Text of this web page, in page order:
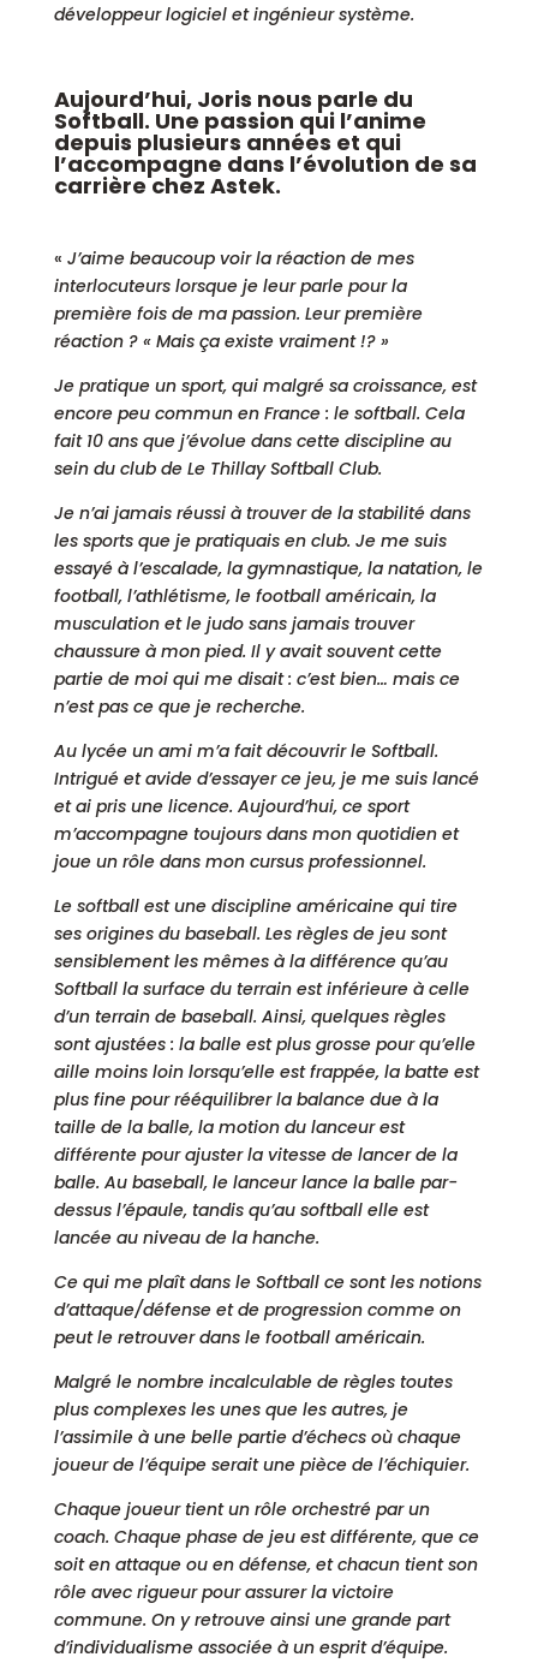
développeur logiciel et ingénieur système.
Aujourd’hui, Joris nous parle du
Softball. Une passion qui l’anime
depuis plusieurs années et qui
l’accompagne dans l’évolution de sa
carrière chez Astek.
« J’aime beaucoup voir la réaction de mes
interlocuteurs lorsque je leur parle pour la
première fois de ma passion. Leur première
réaction ? « Mais ça existe vraiment !? »
Je pratique un sport, qui malgré sa croissance, est
encore peu commun en France : le softball. Cela
fait 10 ans que j’évolue dans cette discipline au
sein du club de Le Thillay Softball Club.
Je n’ai jamais réussi à trouver de la stabilité dans
les sports que je pratiquais en club. Je me suis
essayé à l’escalade, la gymnastique, la natation, le
football, l’athlétisme, le football américain, la
musculation et le judo sans jamais trouver
chaussure à mon pied. Il y avait souvent cette
partie de moi qui me disait : c’est bien… mais ce
n’est pas ce que je recherche.
Au lycée un ami m’a fait découvrir le Softball.
Intrigué et avide d’essayer ce jeu, je me suis lancé
et ai pris une licence. Aujourd’hui, ce sport
m’accompagne toujours dans mon quotidien et
joue un rôle dans mon cursus professionnel.
Le softball est une discipline américaine qui tire
ses origines du baseball. Les règles de jeu sont
sensiblement les mêmes à la différence qu’au
Softball la surface du terrain est inférieure à celle
d’un terrain de baseball. Ainsi, quelques règles
sont ajustées : la balle est plus grosse pour qu’elle
aille moins loin lorsqu’elle est frappée, la batte est
plus fine pour rééquilibrer la balance due à la
taille de la balle, la motion du lanceur est
différente pour ajuster la vitesse de lancer de la
balle. Au baseball, le lanceur lance la balle par-
dessus l’épaule, tandis qu’au softball elle est
lancée au niveau de la hanche.
Ce qui me plaît dans le Softball ce sont les notions
d’attaque/défense et de progression comme on
peut le retrouver dans le football américain.
Malgré le nombre incalculable de règles toutes
plus complexes les unes que les autres, je
l’assimile à une belle partie d’échecs où chaque
joueur de l’équipe serait une pièce de l’échiquier.
Chaque joueur tient un rôle orchestré par un
coach. Chaque phase de jeu est différente, que ce
soit en attaque ou en défense, et chacun tient son
rôle avec rigueur pour assurer la victoire
commune. On y retrouve ainsi une grande part
d’individualisme associée à un esprit d’équipe.